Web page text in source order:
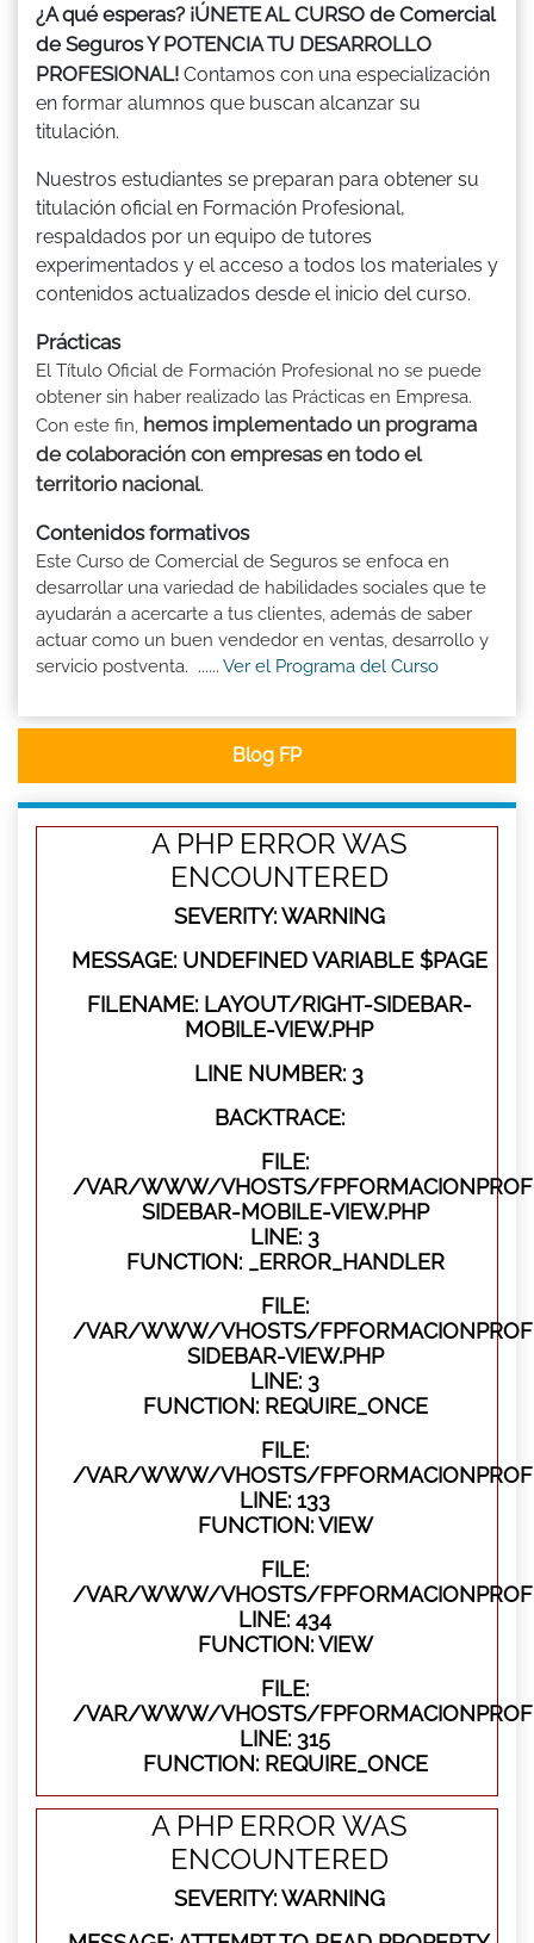
¿A qué esperas? ¡ÚNETE AL CURSO de Comercial
de Seguros Y POTENCIA TU DESARROLLO
PROFESIONAL! Contamos con una especialización
en formar alumnos que buscan alcanzar su
titulación.
Nuestros estudiantes se preparan para obtener su
titulación oficial en Formación Profesional,
respaldados por un equipo de tutores
experimentados y el acceso a todos los materiales y
contenidos actualizados desde el inicio del curso.
Prácticas
El Título Oficial de Formación Profesional no se puede
obtener sin haber realizado las Prácticas en Empresa.
Con este fin, hemos implementado un programa
de colaboración con empresas en todo el
territorio nacional.
Contenidos formativos
Este Curso de Comercial de Seguros se enfoca en
desarrollar una variedad de habilidades sociales que te
ayudarán a acercarte a tus clientes, además de saber
actuar como un buen vendedor en ventas, desarrollo y
servicio postventa. ...... Ver el Programa del Curso
Blog FP
A PHP ERROR WAS
ENCOUNTERED
SEVERITY: WARNING
MESSAGE: UNDEFINED VARIABLE $PAGE
FILENAME: LAYOUT/RIGHT-SIDEBAR-
MOBILE-VIEW.PHP
LINE NUMBER: 3
BACKTRACE:
FILE:
/VAR/WWW/VHOSTS/
SIDEBAR-MOBILE-VIEW.PHP
LINE: 3
FUNCTION: _ERROR_HANDLER
FILE:
/VAR/WWW/VHOSTS/
SIDEBAR-VIEW.PHP
LINE: 3
FUNCTION: REQUIRE_ONCE
FILE:
/VAR/WWW/VHOSTS/
LINE: 133
FUNCTION: VIEW
FILE:
/VAR/WWW/VHOSTS/
LINE: 434
FUNCTION: VIEW
FILE:
/VAR/WWW/VHOSTS/
LINE: 315
FUNCTION: REQUIRE_ONCE
A PHP ERROR WAS
ENCOUNTERED
SEVERITY: WARNING